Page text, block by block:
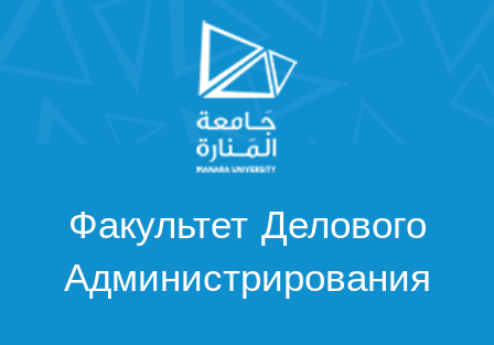
Факультет Делового
Администрирования